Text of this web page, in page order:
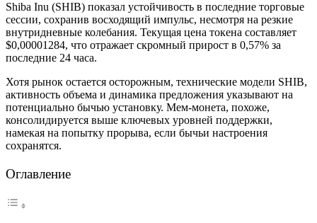
Shiba Inu (SHIB) показал устойчивость в последние торговые
сессии, сохранив восходящий импульс, несмотря на резкие
внутридневные колебания. Текущая цена токена составляет
$0,00001284, что отражает скромный прирост в 0,57% за
последние 24 часа.
Хотя рынок остается осторожным, технические модели SHIB,
активность объема и динамика предложения указывают на
потенциально бычью установку. Мем-монета, похоже,
консолидируется выше ключевых уровней поддержки,
намекая на попытку прорыва, если бычьи настроения
сохранятся.
Оглавление